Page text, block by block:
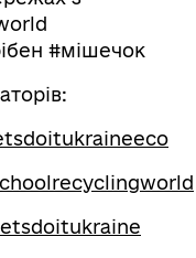
#мішечок